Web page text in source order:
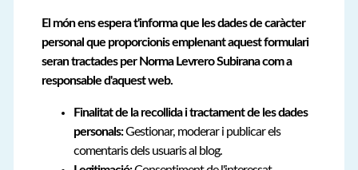
El món ens espera t'informa que les dades de caràcter
personal que proporcionis emplenant aquest formulari
seran tractades per Norma Levrero Subirana com a
responsable d'aquest web.
Finalitat de la recollida i tractament de les dades
personals:Gestionar, moderar i publicar els
comentaris dels usuaris al blog.